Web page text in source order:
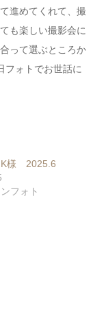
進めてくれて、撮
も楽しい撮影会に
って選ぶところか
フォトでお世話に
様 2025.6
フォト